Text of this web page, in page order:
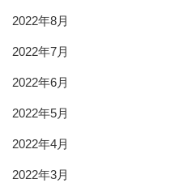
2022年8月
2022年7月
2022年6月
2022年5月
2022年4月
2022年3月